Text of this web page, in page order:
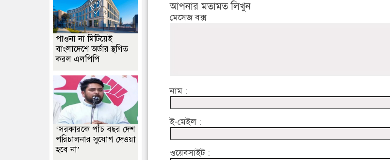
আপনার মতামত লিখুন
মেসেজ বক্স
নাম :
ই-মেইল :
ওয়েবসাইট :
পাওনা না মিটিয়েই
বাংলাদেশে অর্ডার স্থগিত
করল এলপিপি
‘সরকারকে পাঁচ বছর দেশ
পরিচালনার সুযোগ দেওয়া
হবে না’